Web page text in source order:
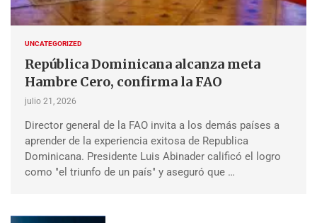
UNCATEGORIZED
República Dominicana alcanza meta
Hambre Cero, confirma la FAO
julio 21, 2026
Director general de la FAO invita a los demás países a
aprender de la experiencia exitosa de Republica
Dominicana. Presidente Luis Abinader calificó el logro
como "el triunfo de un país" y aseguró que …